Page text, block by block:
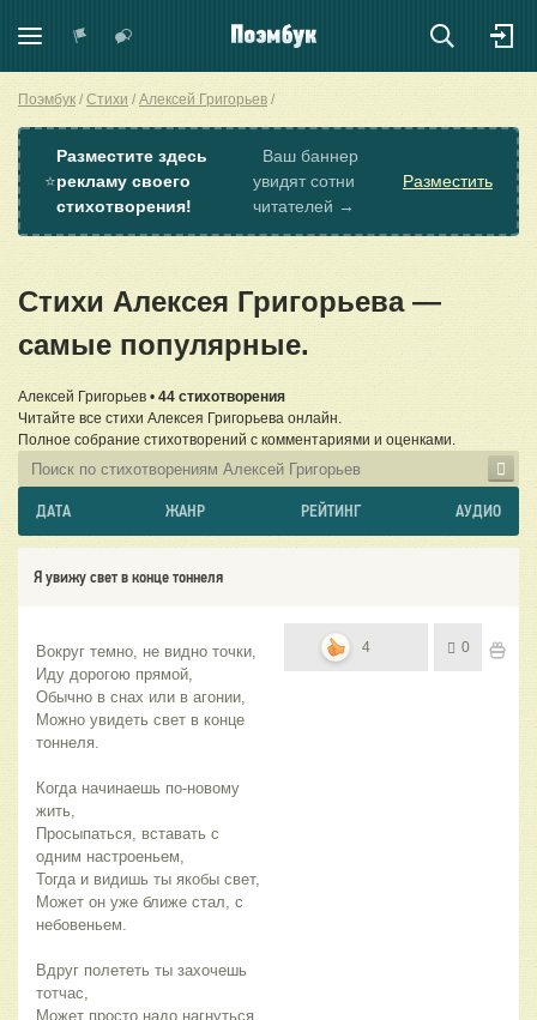
Поэмбук Стихи Алексей Григорьев
⭐
Разместите здесь
рекламу своего
стихотворения!
Ваш баннер
увидят сотни
читателей →
Разместить
Стихи Алексея Григорьева —
самые популярные.
Алексей Григорьев • 44 стихотворения
Читайте все стихи Алексея Григорьева онлайн.
Полное собрание стихотворений с комментариями и оценками.
ДАТА ЖАНР РЕЙТИНГ АУДИО
Я увижу свет в конце тоннеля
Вокруг темно, не видно точки,
Иду дорогою прямой,
Обычно в снах или в агонии,
Можно увидеть свет в конце
тоннеля.
Когда начинаешь по-новому
жить,
Просыпаться, вставать с
одним настроеньем,
Тогда и видишь ты якобы свет,
Может он уже ближе стал, с
небовеньем.
Вдруг полететь ты захочешь
тотчас,
Может просто надо нагнуться,
4 0